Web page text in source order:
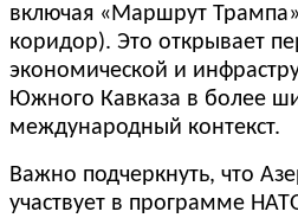
включая «Маршрут Трампа»
коридор). Это открывает
экономической и
Южного Кавказа в более
международный контекст.
Важно подчеркнуть, что
участвует в программе